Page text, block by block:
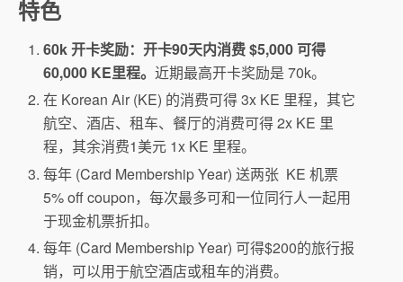
特色
60k 开卡奖励：开卡90天内消费 $5,000 可得
60,000 KE里程。近期最高开卡奖励是 70k。
在 Korean Air (KE) 的消费可得 3x KE 里程，其它
航空、酒店、租车、餐厅的消费可得 2x KE 里
程，其余消费1美元 1x KE 里程。
每年 (Card Membership Year) 送两张 KE 机票
5% off coupon，每次最多可和一位同行人一起用
于现金机票折扣。
每年 (Card Membership Year) 可得$200的旅行报
销，可以用于航空酒店或租车的消费。